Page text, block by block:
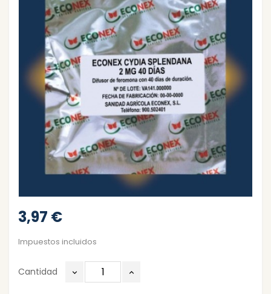
3,97 €
Impuestos incluidos
Cantidad